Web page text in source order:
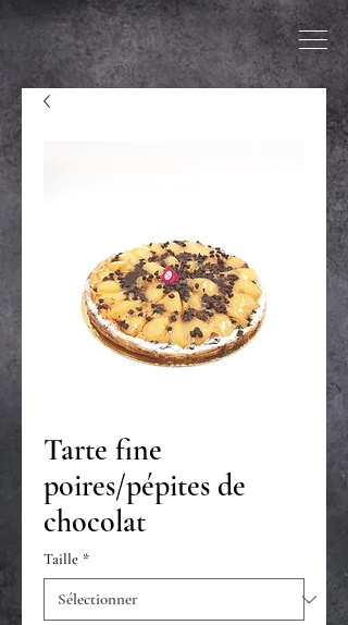
Tarte fine
poires/pépites de
chocolat
Taille *